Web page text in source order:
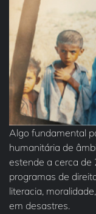
Algo fundamental
humanitária de
estende a cerca de
programas de
literacia,
em desastres.